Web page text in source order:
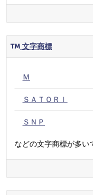
文字商標
Ｍ
ＳＡＴＯＲＩ
ＳＮＰ
などの文字商標が多い